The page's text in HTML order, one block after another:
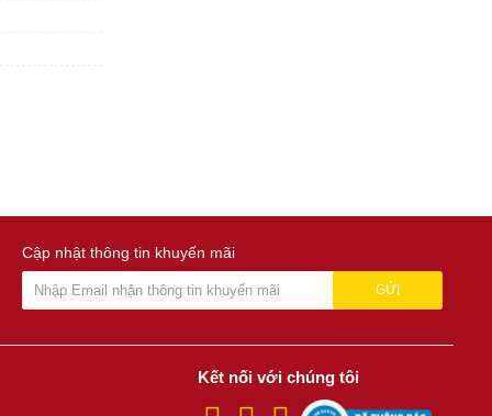
Cập nhật thông tin khuyến mãi
GỬI
Kết nối với chúng tôi